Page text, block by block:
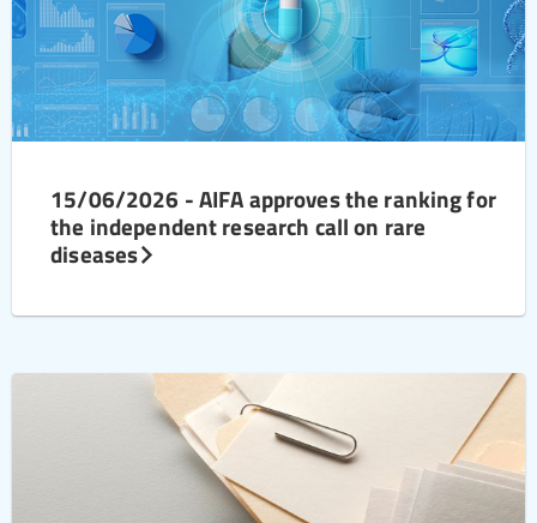
15/06/2026 - AIFA approves the ranking for
the independent research call on rare
diseases